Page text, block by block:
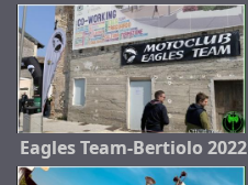
Eagles Team-Bertiolo 2022